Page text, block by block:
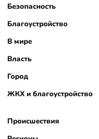
Безопасность
Благоустройство
В мире
Власть
Город
ЖКХ и благоустройство
Происшествия